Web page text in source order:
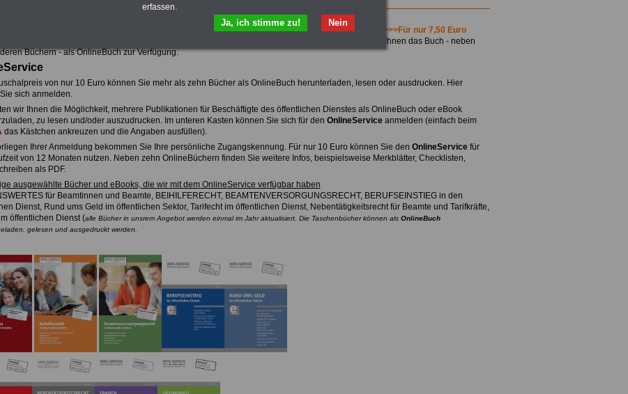
Sie u.a. das informative und kompakte Nachschlagwerk "BEIHILFERECHT in Bund und Ländern".
>>>Für nur 7,50 Euro
oder sich für den OnlineService anmelden. Dann steht Ihnen das Buch - neben
Büchern - als OnlineBuch zur Verfügung.
von nur 10 Euro können Sie mehr als zehn Bücher als OnlineBuch herunterladen, lesen oder ausdrucken. Hier
sich anmelden.
wir Ihnen die Möglichkeit, mehrere Publikationen für Beschäftigte des öffentlichen Dienstes als OnlineBuch oder eBook
zu lesen und/oder auszudrucken. Im unteren Kasten können Sie sich für den OnlineServiceanmelden (einfach beim
das Kästchen ankreuzen und die Angaben ausfüllen).
Ihrer Anmeldung bekommen Sie Ihre persönliche Zugangskennung. Für nur 10 Euro können Sie den OnlineServicefür
von 12 Monaten nutzen. Neben zehn OnlineBüchern finden Sie weitere Infos, beispielsweise Merkblätter, Checklisten,
als PDF.
ausgewählte Bücher und eBooks, die wir mit dem OnlineService verfügbar haben
für Beamtinnen und Beamte, BEIHILFERECHT, BEAMTENVERSORGUNGSRECHT, BERUFSEINSTIEG in den
Dienst, Rund ums Geld im öffentlichen Sektor, Tarifecht im öffentlichen Dienst, Nebentätigkeitsrecht für Beamte und Tarifkräfte,
öffentlichen Dienst (alle Bücher in unsrem Angebot werden einmal im Jahr aktualisiert. Die Taschenbücher können als OnlineBuch
gelesen und ausgedruckt werden.
erfassen.
Nein
Ja, ich stimme zu!